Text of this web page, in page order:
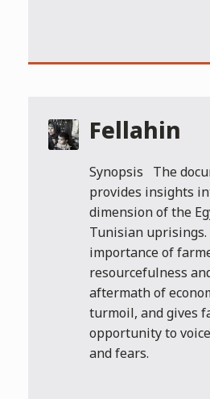
Fellahin
Synopsis The
provides insights
dimension of the
Tunisian
importance of
resourcefulness
aftermath of
turmoil, and gives
opportunity to
and fears.